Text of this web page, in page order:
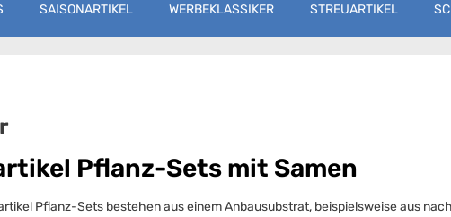
SAISONARTIKEL WERBEKLASSIKER STREUARTIKEL
Pflanz-Sets mit Samen
Pflanz-Sets bestehen aus einem Anbausubstrat, beispielsweise aus